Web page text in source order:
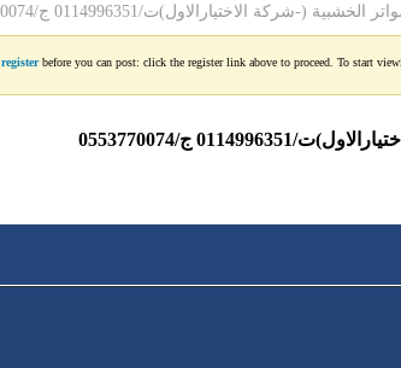
(-شركة الاختيارالاول)ت/0114996351 ج/0553770074
registerbefore you can post: click the register link above to proceed. To start
ج/0553770074